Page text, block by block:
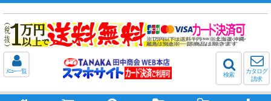
ﾒﾆｭｰ一覧
検索
カタログ
請求